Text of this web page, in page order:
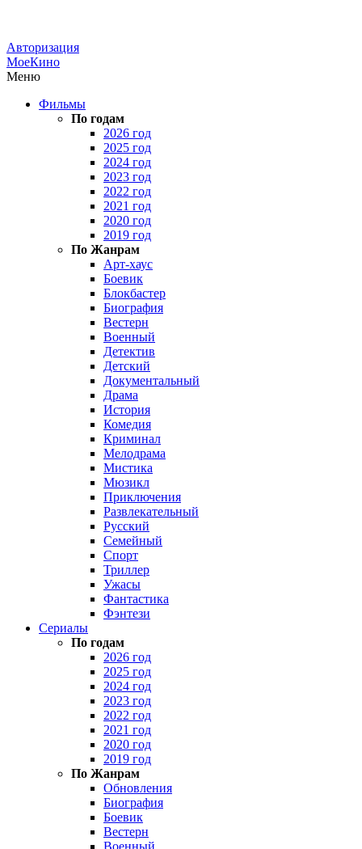
Авторизация
МоеКино
Меню
Фильмы
По годам
2026 год
2025 год
2024 год
2023 год
2022 год
2021 год
2020 год
2019 год
По Жанрам
Арт-хаус
Боевик
Блокбастер
Биография
Вестерн
Военный
Детектив
Детский
Документальный
Драма
История
Комедия
Криминал
Мелодрама
Мистика
Мюзикл
Приключения
Развлекательный
Русский
Семейный
Спорт
Триллер
Ужасы
Фантастика
Фэнтези
Сериалы
По годам
2026 год
2025 год
2024 год
2023 год
2022 год
2021 год
2020 год
2019 год
По Жанрам
Обновления
Биография
Боевик
Вестерн
Военный